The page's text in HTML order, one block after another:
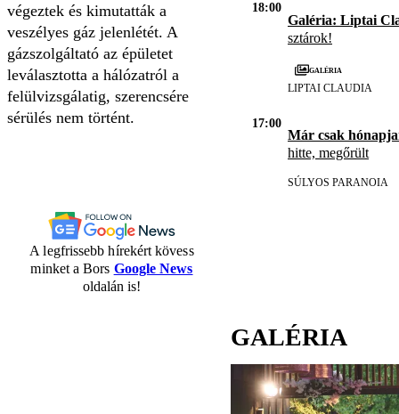
végeztek és kimutatták a
veszélyes gáz jelenlétét. A
gázszolgáltató az épületet
leválasztotta a hálózatról a
felülvizsgálatig, szerencsére
sérülés nem történt.
A legfrissebb hírekért kövess
minket a Bors Google News
oldalán is!
18:00
Galéria: Liptai
sztárok!
Galéria
LIPTAI CLAUDIA
17:00
Már csak
hitte, megőrült
SÚLYOS PARANOIA
GALÉRIA